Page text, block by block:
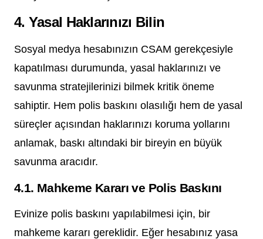
4. Yasal Haklarınızı Bilin
Sosyal medya hesabınızın CSAM gerekçesiyle
kapatılması durumunda, yasal haklarınızı ve
savunma stratejilerinizi bilmek kritik öneme
sahiptir. Hem polis baskını olasılığı hem de yasal
süreçler açısından haklarınızı koruma yollarını
anlamak, baskı altındaki bir bireyin en büyük
savunma aracıdır.
4.1. Mahkeme Kararı ve Polis Baskını
Evinize polis baskını yapılabilmesi için, bir
mahkeme kararı gereklidir. Eğer hesabınız yasa